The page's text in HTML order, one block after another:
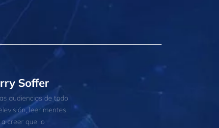
Soffer
audiencias de todo
leer mentes
creer que lo